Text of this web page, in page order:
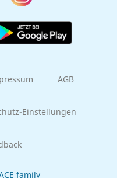
AGB
Einstellungen
family